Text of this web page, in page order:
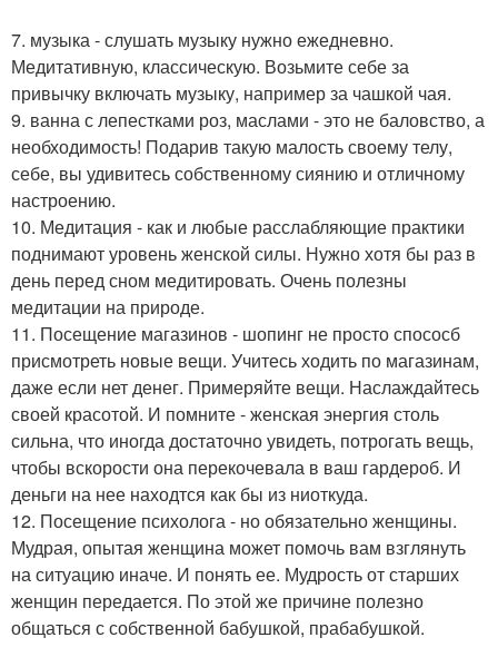
7. музыка - слушать музыку нужно ежедневно.
Медитативную, классическую. Возьмите себе за
привычку включать музыку, например за чашкой чая.
9. ванна с лепестками роз, маслами - это не баловство, а
необходимость! Подарив такую малость своему телу,
себе, вы удивитесь собственному сиянию и отличному
настроению.
10. Медитация - как и любые расслабляющие практики
поднимают уровень женской силы. Нужно хотя бы раз в
день перед сном медитировать. Очень полезны
медитации на природе.
11. Посещение магазинов - шопинг не просто спососб
присмотреть новые вещи. Учитесь ходить по магазинам,
даже если нет денег. Примеряйте вещи. Наслаждайтесь
своей красотой. И помните - женская энергия столь
сильна, что иногда достаточно увидеть, потрогать вещь,
чтобы вскорости она перекочевала в ваш гардероб. И
деньги на нее находтся как бы из ниоткуда.
12. Посещение психолога - но обязательно женщины.
Мудрая, опытая женщина может помочь вам взглянуть
на ситуацию иначе. И понять ее. Мудрость от старших
женщин передается. По этой же причине полезно
общаться с собственной бабушкой, прабабушкой.